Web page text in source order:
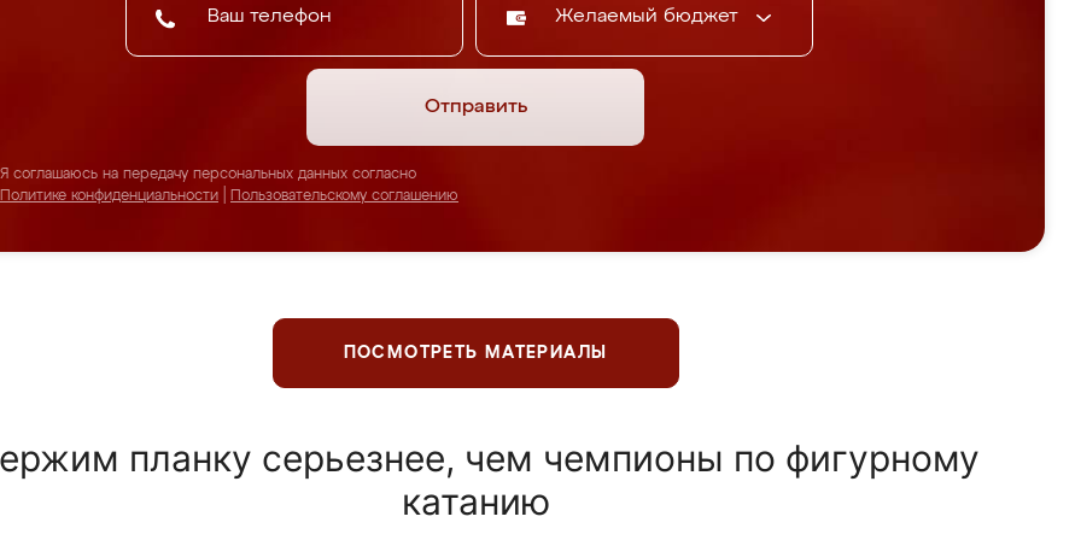
Желаемый бюджет
Отправить
Я соглашаюсь на передачу персональных данных согласно
Политике конфиденциальности
Пользовательскому соглашению
ПОСМОТРЕТЬ МАТЕРИАЛЫ
планку серьезнее, чем чемпионы по фигурному
катанию